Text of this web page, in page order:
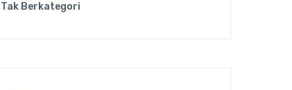
Tak Berkategori